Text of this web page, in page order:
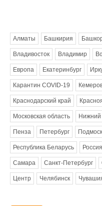
Алматы Башкирия
Владивосток Владимир
Европа Екатеринбург
Карантин COVID-19
Краснодарский край
Московская область Нижний
Пенза Петербург
Республика Беларусь Россия
Самара Санкт-Петербург
Центр Челябинск